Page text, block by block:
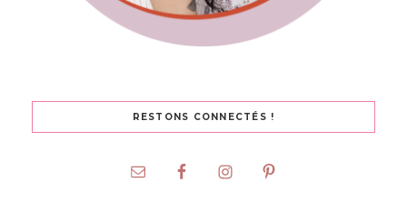
RESTONS CONNECTÉS !